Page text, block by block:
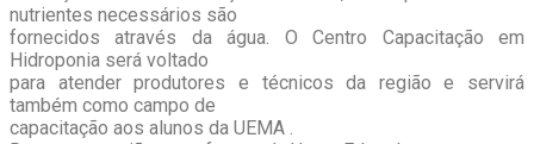
nutrientes necessários são
fornecidos através da água. O Centro Capacitação em
Hidroponia será voltado
para atender produtores e técnicos da região e servirá
também como campo de
capacitação aos alunos da UEMA .